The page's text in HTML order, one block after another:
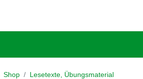
Shop
Lesetexte, Übungsmaterial